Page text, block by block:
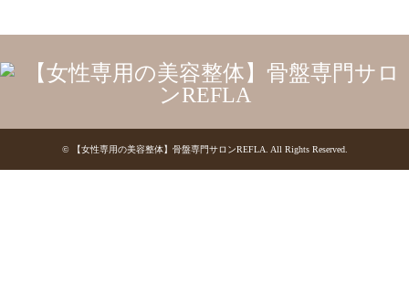
© 【女性専用の美容整体】骨盤専門サロンREFLA. All Rights Reserved.